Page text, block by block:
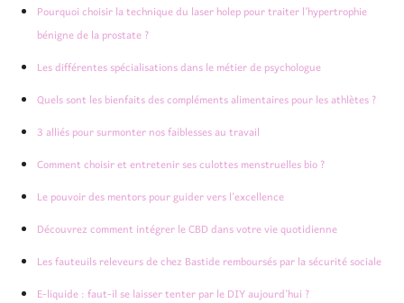
Pourquoi choisir la technique du laser holep pour traiter l’hypertrophie
bénigne de la prostate ?
Les différentes spécialisations dans le métier de psychologue
Quels sont les bienfaits des compléments alimentaires pour les athlètes ?
3 alliés pour surmonter nos faiblesses au travail
Comment choisir et entretenir ses culottes menstruelles bio ?
Le pouvoir des mentors pour guider vers l’excellence
Découvrez comment intégrer le CBD dans votre vie quotidienne
Les fauteuils releveurs de chez Bastide remboursés par la sécurité sociale
E-liquide : faut-il se laisser tenter par le DIY aujourd’hui ?